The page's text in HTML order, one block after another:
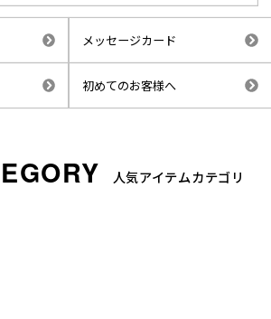
メッセージカード
初めてのお客様へ
人気アイテムカテゴリ